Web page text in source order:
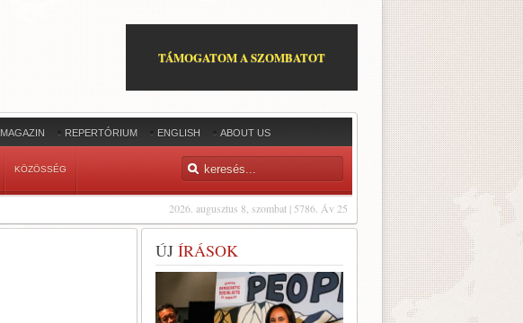
TÁMOGATOM A SZOMBATOT
MAGAZIN REPERTÓRIUM ENGLISH ABOUT US
KÖZÖSSÉG
2026. augusztus 8, szombat | 5786. Áv 25
ÚJ ÍRÁSOK